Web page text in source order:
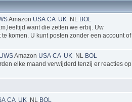
Amazon USA CA UK NL BOL
want die zetten we erbij. Uw
komen. U kunt posten zonder een account of
Amazon USA CA UK NL BOL
elke maand verwijderd tenzij er reacties op
CA UK NL BOL